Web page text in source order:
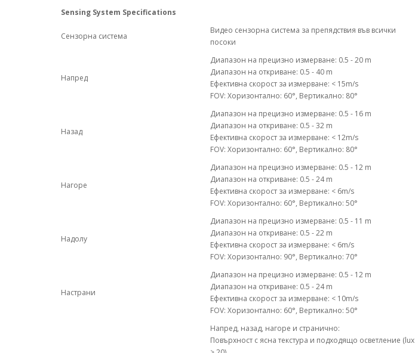
Sensing System Specifications
Сензорна система
Видео сензорна система за препядствия във всички
посоки
Напред
Диапазон на прецизно измерване: 0.5 - 20 m
Диапазон на откриване: 0.5 - 40 m
Ефективна скорост за измерване: < 15m/s
FOV: Хоризонтално: 60°, Вертикално: 80°
Назад
Диапазон на прецизно измерване: 0.5 - 16 m
Диапазон на откриване: 0.5 - 32 m
Ефективна скорост за измерване: < 12m/s
FOV: Хоризонтално: 60°, Вертикално: 80°
Нагоре
Диапазон на прецизно измерване: 0.5 - 12 m
Диапазон на откриване: 0.5 - 24 m
Ефективна скорост за измерване: < 6m/s
FOV: Хоризонтално: 60°, Вертикално: 50°
Надолу
Диапазон на прецизно измерване: 0.5 - 11 m
Диапазон на откриване: 0.5 - 22 m
Ефективна скорост за измерване: < 6m/s
FOV: Хоризонтално: 90°, Вертикално: 70°
Настрани
Диапазон на прецизно измерване: 0.5 - 12 m
Диапазон на откриване: 0.5 - 24 m
Ефективна скорост за измерване: < 10m/s
FOV: Хоризонтално: 60°, Вертикално: 50°
Напред, назад, нагоре и странично:
Повърхност с ясна текстура и подходящо осветление (lux